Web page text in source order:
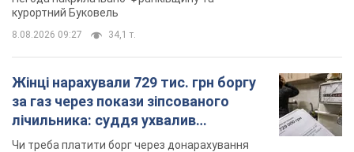
курортний Буковель
8.08.2026 09:27 34,1 т.
Жінці нарахували 729 тис. грн боргу
за газ через покази зіпсованого
лічильника: суддя ухвалив
неочікуване рішення
Чи треба платити борг через донарахування